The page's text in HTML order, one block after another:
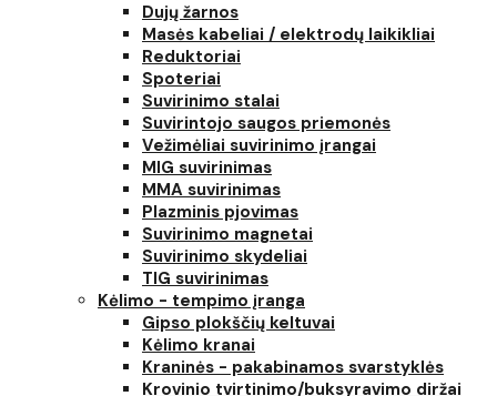
Dujų žarnos
Masės kabeliai / elektrodų laikikliai
Reduktoriai
Spoteriai
Suvirinimo stalai
Suvirintojo saugos priemonės
Vežimėliai suvirinimo įrangai
MIG suvirinimas
MMA suvirinimas
Plazminis pjovimas
Suvirinimo magnetai
Suvirinimo skydeliai
TIG suvirinimas
Kėlimo - tempimo įranga
Gipso plokščių keltuvai
Kėlimo kranai
Kraninės - pakabinamos svarstyklės
Krovinio tvirtinimo/buksyravimo diržai